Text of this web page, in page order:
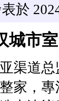
於
城市
渠道
家，